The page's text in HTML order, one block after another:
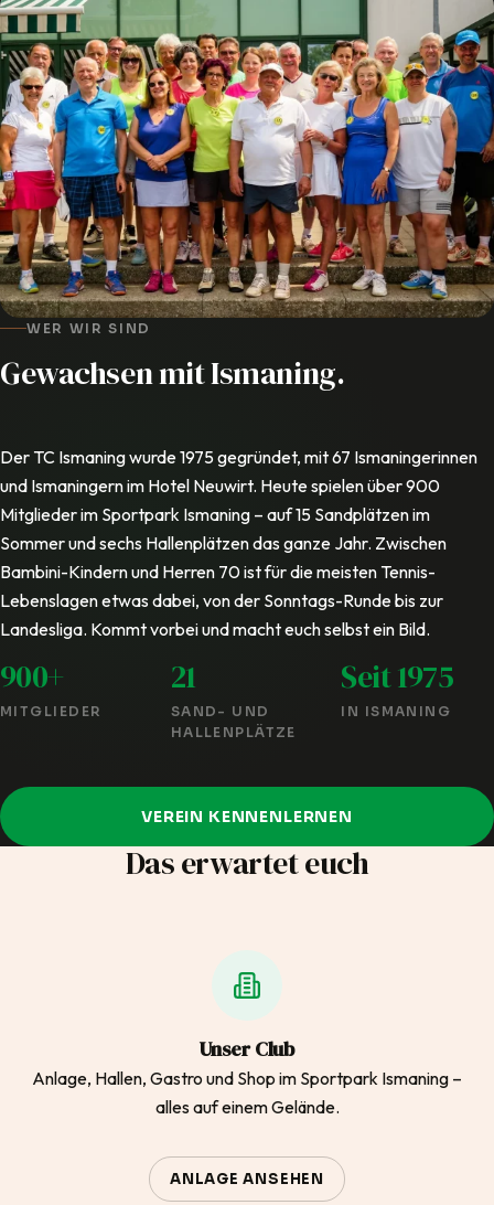
WER WIR SIND
Gewachsen mit Ismaning.
Der TC Ismaning wurde 1975 gegründet, mit 67 Ismaningerinnen
und Ismaningern im Hotel Neuwirt. Heute spielen über 900
Mitglieder im Sportpark Ismaning – auf 15 Sandplätzen im
Sommer und sechs Hallenplätzen das ganze Jahr. Zwischen
Bambini-Kindern und Herren 70 ist für die meisten Tennis-
Lebenslagen etwas dabei, von der Sonntags-Runde bis zur
Landesliga. Kommt vorbei und macht euch selbst ein Bild.
900+
MITGLIEDER
21
SAND- UND
HALLENPLÄTZE
Seit 1975
IN ISMANING
VEREIN KENNENLERNEN
Das erwartet euch
Unser Club
Anlage, Hallen, Gastro und Shop im Sportpark Ismaning –
alles auf einem Gelände.
ANLAGE ANSEHEN